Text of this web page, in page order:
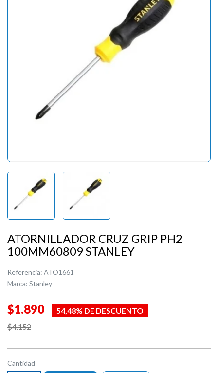
ATORNILLADOR CRUZ GRIP PH2
100MM60809 STANLEY
Referencia: ATO1661
Marca: Stanley
$1.890
54,48% DE DESCUENTO
$4.152
Cantidad